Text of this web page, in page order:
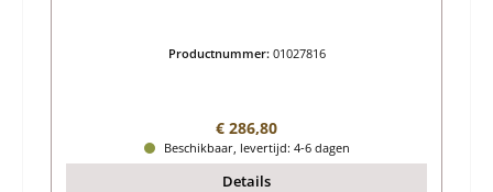
Productnummer: 01027816
Normale prijs:
€ 286,80
Beschikbaar, levertijd: 4-6 dagen
Details